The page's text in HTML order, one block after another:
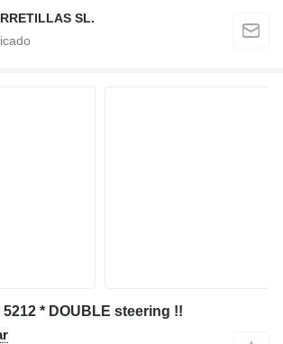
SL.
5212 * DOUBLE steering !!